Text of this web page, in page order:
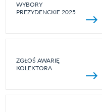
WYBORY
PREZYDENCKIE 2025
ZGŁOŚ AWARIĘ
KOLEKTORA